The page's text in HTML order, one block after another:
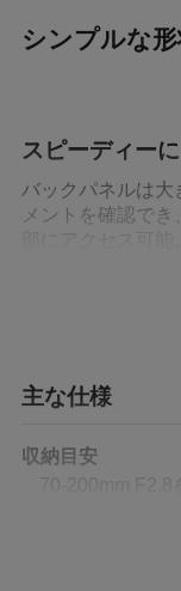
シンプルな
スピーディー
バックパネルは大
メントを確認で
部にアクセス可
バックパネル裏側
クセサリー類を収
タブレット収納
ッシュポケット
主な仕様
収納目安
70-200mm